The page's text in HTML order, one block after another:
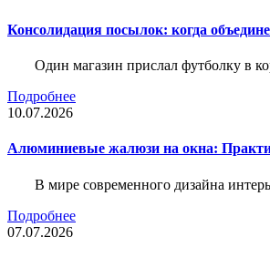
Консолидация посылок: когда
Один магазин прислал футболку в
Подробнее
10.07.2026
Алюминиевые жалюзи на окна:
В мире современного дизайна
Подробнее
07.07.2026